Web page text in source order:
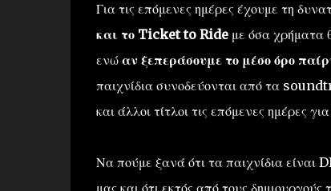
Για τις επόμενες ημέρες έχουμε τη
και το Ticket to Rideμε όσα χρήματα
ενώ αν ξεπεράσουμε το μέσο όρο
παιχνίδια συνοδεύονται από τα
και άλλοι τίτλοι τις επόμενες ημέρες
Να πούμε ξανά ότι τα παιχνίδια είναι
μας και ότι εκτός από τους